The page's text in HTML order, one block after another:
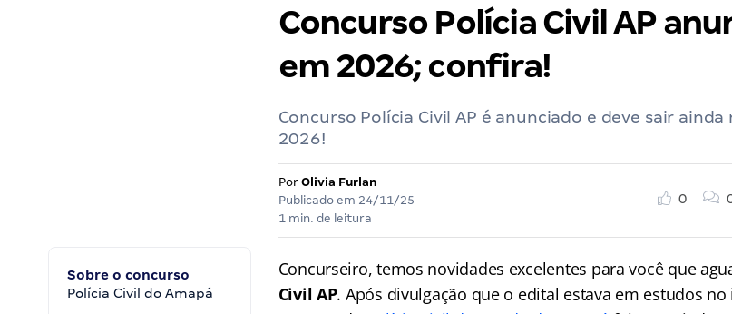
Concurso Polícia Civil AP
em 2026; confira!
Concurso Polícia Civil AP é anunciado e deve sair
2026!
Por Olivia Furlan
Publicado em 24/11/25
1 min. de leitura
0
Sobre o concurso
Polícia Civil do Amapá
Concurseiro, temos novidades excelentes para você que
Civil AP. Após divulgação que o edital estava em estudos